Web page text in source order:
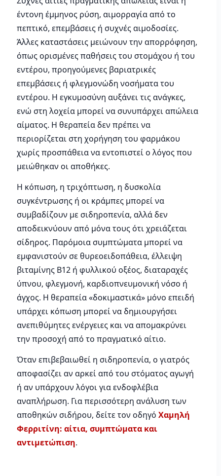
έντονη έμμηνος ρύση, αιμορραγία από το
πεπτικό, επεμβάσεις ή συχνές αιμοδοσίες.
Άλλες καταστάσεις μειώνουν την απορρόφηση,
όπως ορισμένες παθήσεις του στομάχου ή του
εντέρου, προηγούμενες βαριατρικές
επεμβάσεις ή φλεγμονώδη νοσήματα του
εντέρου. Η εγκυμοσύνη αυξάνει τις ανάγκες,
ενώ στη λοχεία μπορεί να συνυπάρχει απώλεια
αίματος. Η θεραπεία δεν πρέπει να
περιορίζεται στη χορήγηση του φαρμάκου
χωρίς προσπάθεια να εντοπιστεί ο λόγος που
μειώθηκαν οι αποθήκες.
Η κόπωση, η τριχόπτωση, η δυσκολία
συγκέντρωσης ή οι κράμπες μπορεί να
συμβαδίζουν με σιδηροπενία, αλλά δεν
αποδεικνύουν από μόνα τους ότι χρειάζεται
σίδηρος. Παρόμοια συμπτώματα μπορεί να
εμφανιστούν σε θυρεοειδοπάθεια, έλλειψη
βιταμίνης Β12 ή φυλλικού οξέος, διαταραχές
ύπνου, φλεγμονή, καρδιοπνευμονική νόσο ή
άγχος. Η θεραπεία «δοκιμαστικά» μόνο επειδή
υπάρχει κόπωση μπορεί να δημιουργήσει
ανεπιθύμητες ενέργειες και να απομακρύνει
την προσοχή από το πραγματικό αίτιο.
Όταν επιβεβαιωθεί η σιδηροπενία, ο γιατρός
αποφασίζει αν αρκεί από του στόματος αγωγή
ή αν υπάρχουν λόγοι για ενδοφλέβια
αναπλήρωση. Για περισσότερη ανάλυση των
αποθηκών σιδήρου, δείτε τον οδηγό Χαμηλή
Φερριτίνη: αίτια, συμπτώματα και
αντιμετώπιση.